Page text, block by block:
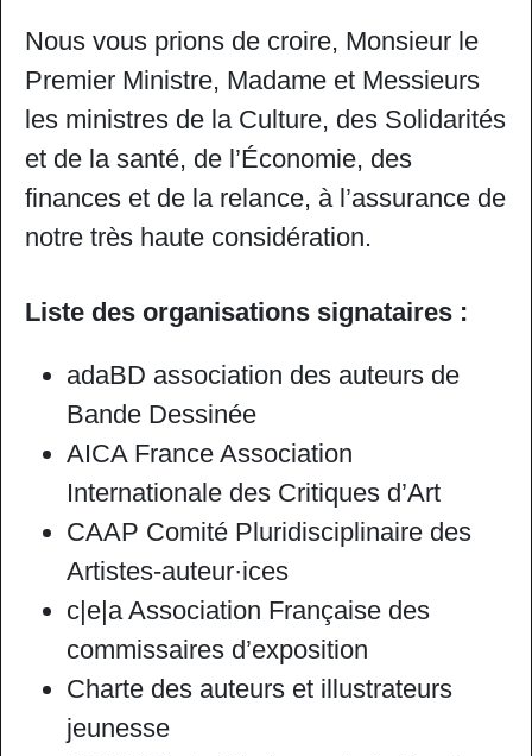
Nous vous prions de croire, Monsieur le
Premier Ministre, Madame et Messieurs
les ministres de la Culture, des Solidarités
et de la santé, de l’Économie, des
finances et de la relance, à l’assurance de
notre très haute considération.
Liste des organisations signataires :
adaBD association des auteurs de
Bande Dessinée
AICA France Association
Internationale des Critiques d’Art
CAAP Comité Pluridisciplinaire des
Artistes-auteur·ices
c|e|a Association Française des
commissaires d’exposition
Charte des auteurs et illustrateurs
jeunesse